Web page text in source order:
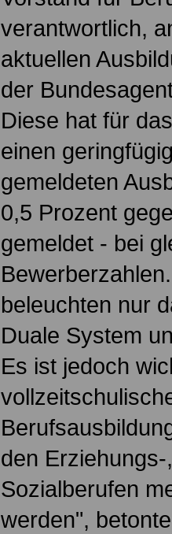
verantwortlich,
aktuellen
der
Diese hat für
einen
gemeldeten
0,5 Prozent
gemeldet - bei
beleuchten nur
Duale System
Es ist jedoch
den
Sozialberufen
werden",